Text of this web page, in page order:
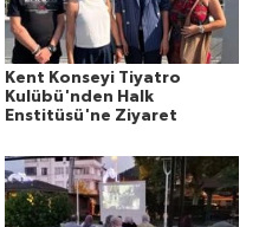
Kent Konseyi Tiyatro
Kulübü'nden Halk
Enstitüsü'ne Ziyaret